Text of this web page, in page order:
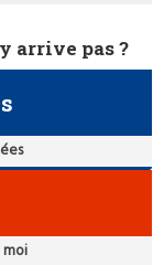
arrive pas ?